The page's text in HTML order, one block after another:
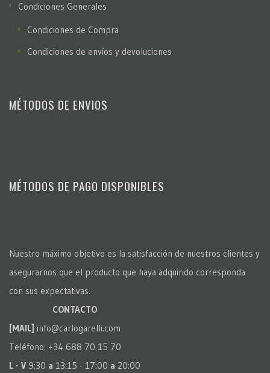
Condiciones Generales
Condiciones de Compra
Condiciones de envíos y devoluciones
MÉTODOS DE ENVIOS
MÉTODOS DE PAGO DISPONIBLES
Nuestro máximo objetivo es la satisfacción de nuestros clientes y
asegurarnos que el producto que haya adquirido corresponda
con sus expectativas.
CONTACTO
[MAIL] info@carlogarelli.com
Teléfono: +34 688 70 15 70
L - V 9:30 a 13:15 - 17:00 a 20:00